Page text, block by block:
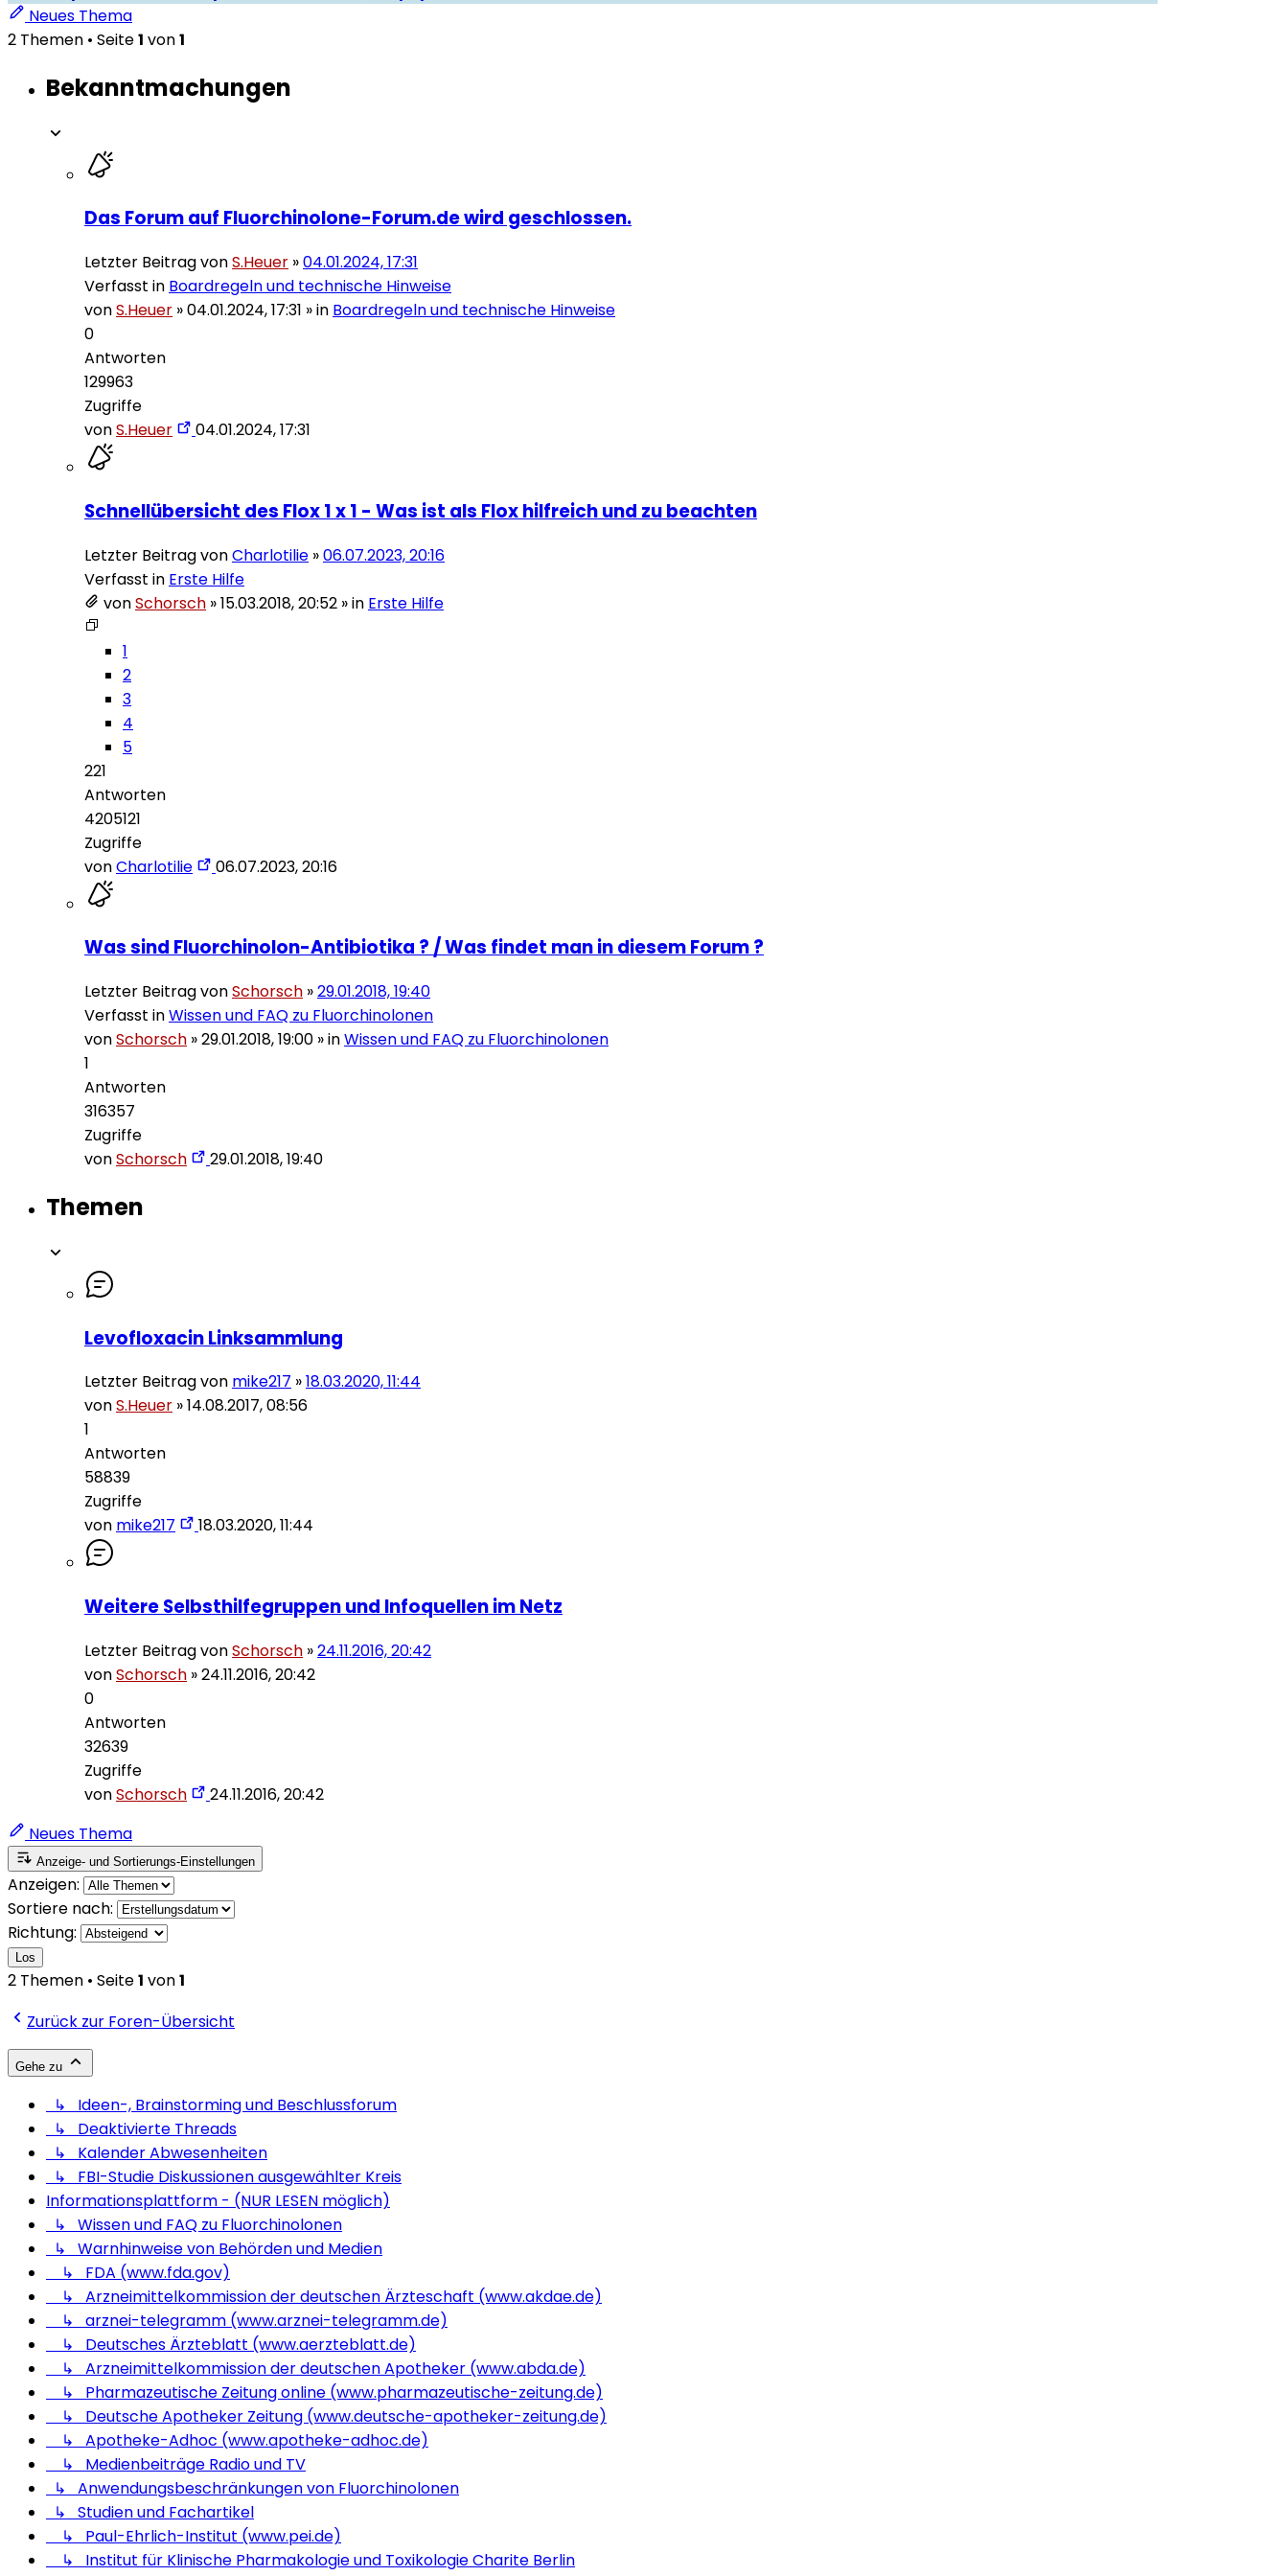
Neues Thema
2 Themen • Seite1 von1
Bekanntmachungen
Das Forum auf Fluorchinolone-Forum.de wird geschlossen.
Letzter Beitrag vonS.Heuer »04.01.2024, 17:31
Verfasst in Boardregeln und technische Hinweise
vonS.Heuer »04.01.2024, 17:31 » in Boardregeln und technische Hinweise
0
Antworten
129963
Zugriffe
vonS.Heuer 04.01.2024, 17:31
Schnellübersicht des Flox 1 x 1 - Was ist als Flox hilfreich und zu beachten
Letzter Beitrag vonCharlotilie »06.07.2023, 20:16
Verfasst in Erste Hilfe
vonSchorsch »15.03.2018, 20:52 » in Erste Hilfe
1
2
3
4
5
221
Antworten
4205121
Zugriffe
vonCharlotilie 06.07.2023, 20:16
Was sind Fluorchinolon-Antibiotika ? / Was findet man in diesem Forum ?
Letzter Beitrag vonSchorsch »29.01.2018, 19:40
Verfasst inWissen und FAQ zu Fluorchinolonen
vonSchorsch »29.01.2018, 19:00 » inWissen und FAQ zu Fluorchinolonen
1
Antworten
316357
Zugriffe
vonSchorsch 29.01.2018, 19:40
Themen
Levofloxacin Linksammlung
Letzter Beitrag von mike217 »18.03.2020, 11:44
vonS.Heuer »14.08.2017, 08:56
1
Antworten
58839
Zugriffe
von mike217 18.03.2020, 11:44
Weitere Selbsthilfegruppen und Infoquellen im Netz
Letzter Beitrag vonSchorsch »24.11.2016, 20:42
vonSchorsch »24.11.2016, 20:42
0
Antworten
32639
Zugriffe
vonSchorsch
24.11.2016, 20:42
Neues Thema
Anzeige- und Sortierungs-Einstellungen
Anzeigen:
Sortiere nach:
Richtung:
Los
2 Themen • Seite1 von1
Zurück zur Foren-Übersicht
Gehe zu
↳ Ideen-, Brainstorming und Beschlussforum
↳ Deaktivierte Threads
↳ Kalender Abwesenheiten
↳ FBI-Studie Diskussionen ausgewählter Kreis
Informationsplattform - (NUR LESEN möglich)
↳ Wissen und FAQ zu Fluorchinolonen
↳ Warnhinweise von Behörden und Medien
↳ FDA (www.fda.gov)
↳ Arzneimittelkommission der deutschen Ärzteschaft (www.akdae.de)
↳ arznei-telegramm (www.arznei-telegramm.de)
↳ Deutsches Ärzteblatt (www.aerzteblatt.de)
↳ Arzneimittelkommission der deutschen Apotheker (www.abda.de)
↳ Pharmazeutische Zeitung online (www.pharmazeutische-zeitung.de)
↳ Deutsche Apotheker Zeitung (www.deutsche-apotheker-zeitung.de)
↳ Apotheke-Adhoc (www.apotheke-adhoc.de)
↳ Medienbeiträge Radio und TV
↳ Anwendungsbeschränkungen von Fluorchinolonen
↳ Studien und Fachartikel
↳ Paul-Ehrlich-Institut (www.pei.de)
↳ Institut für Klinische Pharmakologie und Toxikologie Charite Berlin